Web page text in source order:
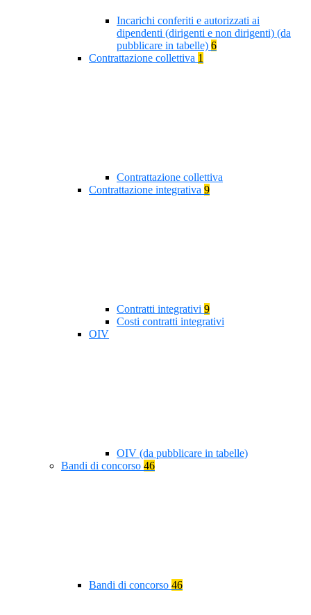
Incarichi conferiti e autorizzati ai
dipendenti (dirigenti e non dirigenti) (da
pubblicare in tabelle) 6
Contrattazione collettiva 1
Contrattazione collettiva
Contrattazione integrativa 9
Contratti integrativi 9
Costi contratti integrativi
OIV
OIV (da pubblicare in tabelle)
Bandi di concorso 46
Bandi di concorso 46